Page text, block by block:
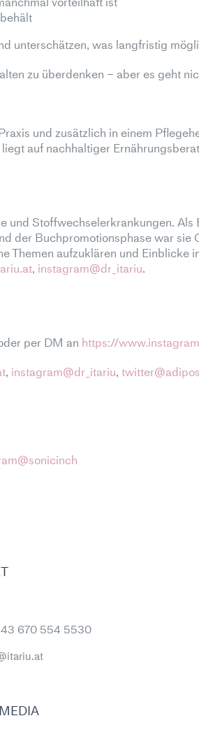
unterschätzen, was langfristig
zu überdenken – aber es geht
und zusätzlich in einem
auf nachhaltiger
Stoffwechselerkrankungen.
der Buchpromotionsphase war sie
Themen aufzuklären und Einblicke
, instagram@dr_itariu.
per DM an https://
, instagram@dr_itariu,
670 554 5530